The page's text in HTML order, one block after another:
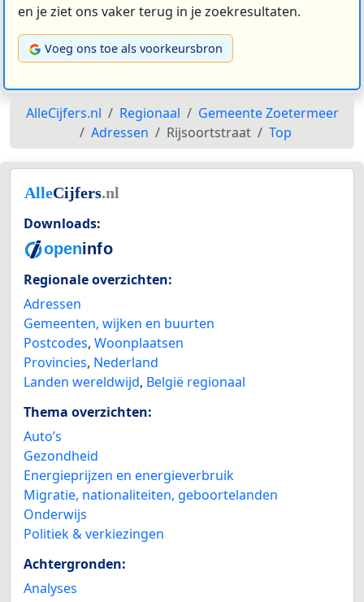
en je ziet ons vaker terug in je zoekresultaten.
Voeg ons toe als voorkeursbron
AlleCijfers.nl Regionaal
Gemeente Zoetermeer
Adressen
Rijsoortstraat Top
Downloads:
Regionale overzichten:
Adressen
Gemeenten, wijken en buurten
Postcodes, Woonplaatsen
Provincies, Nederland
Landen wereldwijd, België regionaal
Thema overzichten:
Auto’s
Gezondheid
Energieprijzen en energieverbruik
Migratie, nationaliteiten, geboortelanden
Onderwijs
Politiek & verkiezingen
Achtergronden:
Analyses